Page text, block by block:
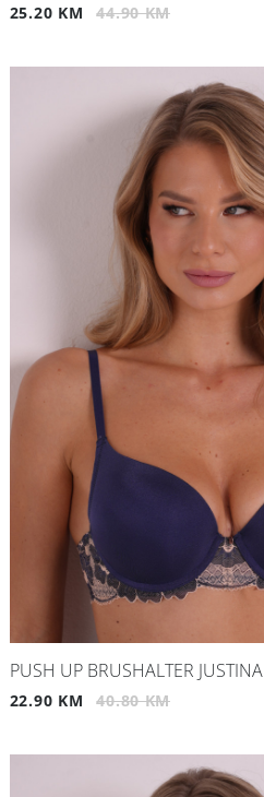
25.20 KM 44.90 KM
PUSH UP BRUSHALTER JUSTINA
22.90 KM 40.80 KM